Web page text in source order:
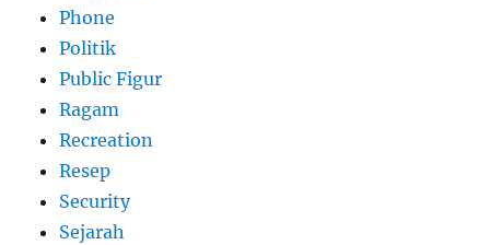
Phone
Politik
Public Figur
Ragam
Recreation
Resep
Security
Sejarah